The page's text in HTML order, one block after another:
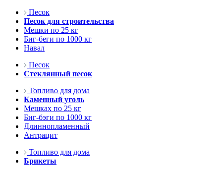
Песок
Песок для строительства
Мешки по 25 кг
Биг-беги по 1000 кг
Навал
Песок
Стеклянный песок
Топливо для дома
Каменный уголь
Мешках по 25 кг
Биг-бэги по 1000 кг
Длиннопламенный
Антрацит
Топливо для дома
Брикеты